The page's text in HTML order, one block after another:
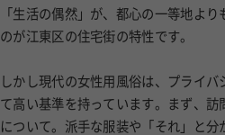
のが江東区の住宅街の特性です。
て高い基準を持っています。まず、
について。派手な服装や「それ」と分
は絶対にありません。街に馴染む清潔